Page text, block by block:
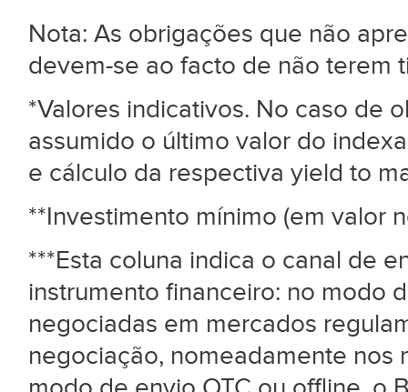
Nota: As obrigações que não
devem-se ao facto de não terem
*Valores indicativos. No caso de
assumido o último valor do
e cálculo da respectiva yield to
**Investimento mínimo (em valor
***Esta coluna indica o canal de
instrumento financeiro: no modo
negociadas em mercados
negociação, nomeadamente nos